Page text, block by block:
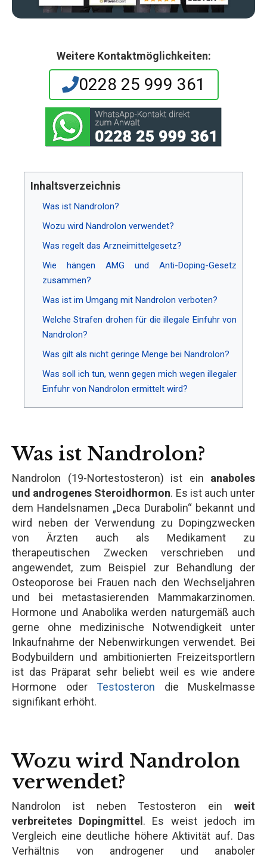
Weitere Kontaktmöglichkeiten:
0228 25 999 361
Inhaltsverzeichnis
Was ist Nandrolon?
Wozu wird Nandrolon verwendet?
Was regelt das Arzneimittelgesetz?
Wie hängen AMG und Anti-Doping-Gesetz
zusammen?
Was ist im Umgang mit Nandrolon verboten?
Welche Strafen drohen für die illegale Einfuhr von
Nandrolon?
Was gilt als nicht geringe Menge bei Nandrolon?
Was soll ich tun, wenn gegen mich wegen illegaler
Einfuhr von Nandrolon ermittelt wird?
Was ist Nandrolon?
Nandrolon (19-Nortestosteron) ist ein anaboles
und androgenes Steroidhormon. Es ist auch unter
dem Handelsnamen „Deca Durabolin“ bekannt und
wird neben der Verwendung zu Dopingzwecken
von Ärzten auch als Medikament zu
therapeutischen Zwecken verschrieben und
angewendet, zum Beispiel zur Behandlung der
Osteoporose bei Frauen nach den Wechseljahren
und bei metastasierenden Mammakarzinomen.
Hormone und Anabolika werden naturgemäß auch
gerne ohne medizinische Notwendigkeit unter
Inkaufnahme der Nebenwirkungen verwendet. Bei
Bodybuildern und ambitionierten Freizeitsportlern
ist das Präparat sehr beliebt weil es wie andere
Hormone oder Testosteron die Muskelmasse
signifikant erhöht.
Wozu wird Nandrolon
verwendet?
Nandrolon ist neben Testosteron ein weit
verbreitetes Dopingmittel. Es weist jedoch im
Vergleich eine deutliche höhere Aktivität auf. Das
Verhältnis von androgener und anaboler